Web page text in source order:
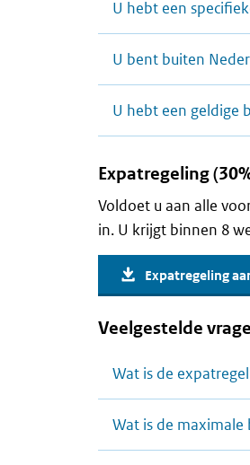
U hebt een
U bent buiten
U hebt een geldige
Expatregeling
Voldoet u aan alle
in. U krijgt binnen 8
Expatregeling
Veelgestelde
Wat is de
Wat is de maximale